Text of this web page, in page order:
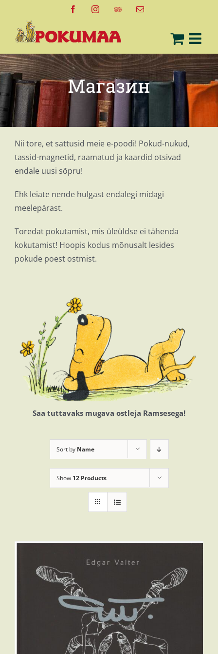
content
FacebookInstagramTripadvisorEmail
Магазин
Nii tore, et sattusid meie e-poodi! Pokud-nukud,
tassid-magnetid, raamatud ja kaardid otsivad
endale uusi sõpru!
Ehk leiate nende hulgast endalegi midagi
meelepärast.
Toredat pokutamist, mis üleüldse ei tähenda
kokutamist! Hoopis kodus mõnusalt lesides
pokude poest ostmist.
Saa tuttavaks mugava ostleja Ramsesega!
Sort by Name
Show 12 Products